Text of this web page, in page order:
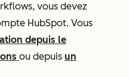
vous devez
HubSpot. Vous
depuis le
ou depuis un